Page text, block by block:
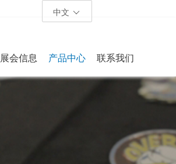
中文
展会信息 产品中心 联系我们